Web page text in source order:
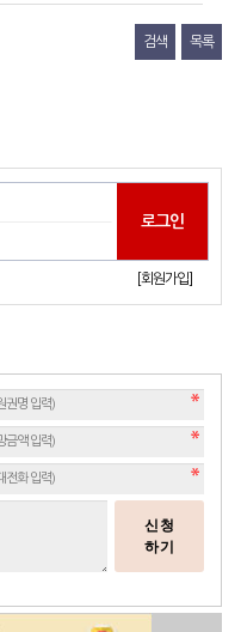
검색 목록
[회원가입]
신청
하기